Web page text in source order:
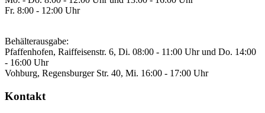
Fr. 8:00 - 12:00 Uhr
Behälterausgabe:
Pfaffenhofen, Raiffeisenstr. 6, Di. 08:00 - 11:00 Uhr und Do. 14:00
- 16:00 Uhr
Vohburg, Regensburger Str. 40, Mi. 16:00 - 17:00 Uhr
Kontakt